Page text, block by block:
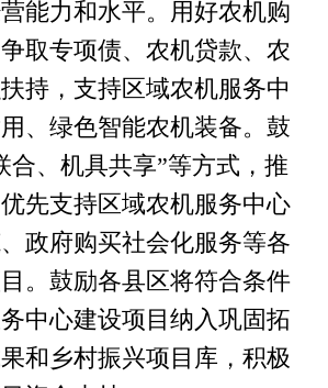
能力和水平。用好农机购
取专项债、农机贷款、农
持，支持区域农机服务中
、绿色智能农机装备。鼓
合、机具共享”等方式，推
先支持区域农机服务中心
政府购买社会化服务等各
。鼓励各县区将符合条件
中心建设项目纳入巩固拓
和乡村振兴项目库，积极